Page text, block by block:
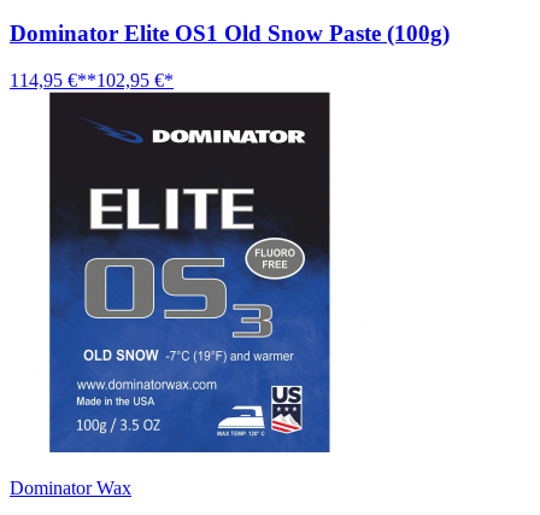
Dominator Elite OS1 Old Snow Paste (100g)
114,95 €**102,95 €*
Dominator Wax